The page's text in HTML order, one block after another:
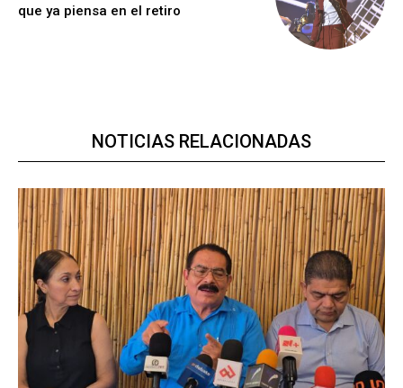
que ya piensa en el retiro
NOTICIAS RELACIONADAS